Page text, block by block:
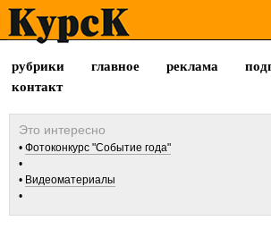
рубрики главное реклама
контакт
Фотоконкурс "Событие года"
Видеоматериалы